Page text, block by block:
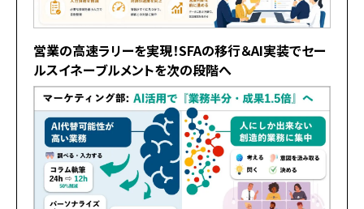
営業の高速ラリーを実現！SFAの移行＆AI実装でセー
ルスイネーブルメントを次の段階へ